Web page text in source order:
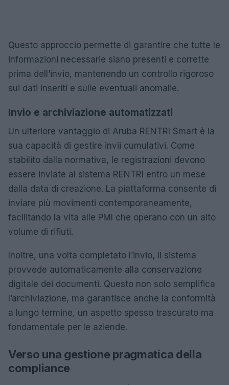
Questo approccio permette di garantire che tutte le
informazioni necessarie siano presenti e corrette
prima dell’invio, mantenendo un controllo rigoroso
sui dati inseriti e sulle eventuali anomalie.
Invio e archiviazione automatizzati
Un ulteriore vantaggio di Aruba RENTRI Smart è la
sua capacità di gestire invii cumulativi. Come
stabilito dalla normativa, le registrazioni devono
essere inviate al sistema RENTRI entro un mese
dalla data di creazione. La piattaforma consente di
inviare più movimenti contemporaneamente,
facilitando la vita alle PMI che operano con un alto
volume di rifiuti.
Inoltre, una volta completato l’invio, il sistema
provvede automaticamente alla conservazione
digitale dei documenti. Questo non solo semplifica
l’archiviazione, ma garantisce anche la conformità
a lungo termine, un aspetto spesso trascurato ma
fondamentale per le aziende.
Verso una gestione pragmatica della
compliance